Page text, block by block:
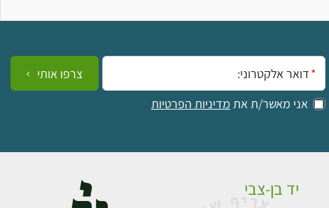
אימייל:
אני מאשר/ת את מדיניות הפרטיות
צרפו אותי
יד בן-צבי